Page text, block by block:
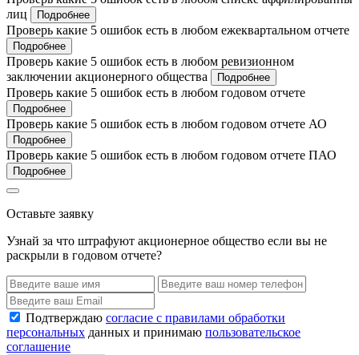
лиц
Подробнее
Проверь какие 5 ошибок есть в любом ежеквартальном отчете
Подробнее
Проверь какие 5 ошибок есть в любом ревизионном
заключении акционерного общества
Подробнее
Проверь какие 5 ошибок есть в любом годовом отчете
Подробнее
Проверь какие 5 ошибок есть в любом годовом отчете АО
Подробнее
Проверь какие 5 ошибок есть в любом годовом отчете ПАО
Подробнее
Оставьте заявку
Узнай за что штрафуют акционерное общество если вы не
раскрыли в годовом отчете?
Подтверждаю согласие с правилами обработки
персональных данных и принимаю пользовательское
соглашение